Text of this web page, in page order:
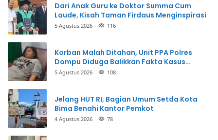
Dari Anak Guru ke Doktor Summa Cum
Laude, Kisah Taman Firdaus Menginspirasi
5 Agustus 2026 116
Korban Malah Ditahan, Unit PPA Polres
Dompu Diduga Balikkan Fakta Kasus
Penganiayaan
5 Agustus 2026 108
Jelang HUT RI, Bagian Umum Setda Kota
Bima Benahi Kantor Pemkot
4 Agustus 2026 78